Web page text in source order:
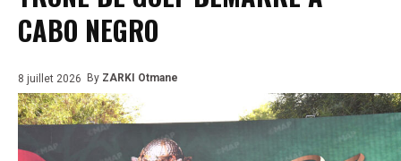
CABO NEGRO
8 juillet 2026 By ZARKI Otmane